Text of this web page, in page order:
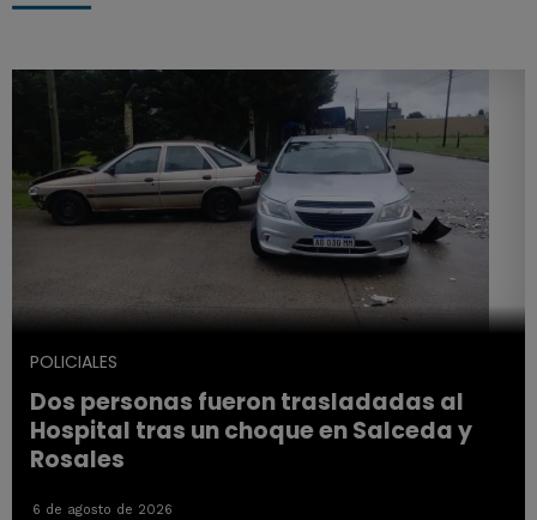
POLICIALES
Dos personas fueron trasladadas al
Hospital tras un choque en Salceda y
Rosales
6 de agosto de 2026